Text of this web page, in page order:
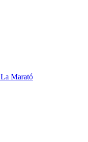
La Marató